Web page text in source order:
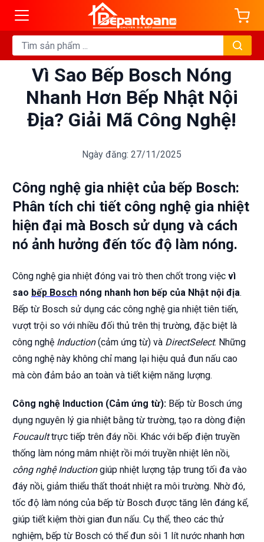
Vì Sao Bếp Bosch Nóng
Nhanh Hơn Bếp Nhật Nội
Địa? Giải Mã Công Nghệ!
Ngày đăng: 27/11/2025
Công nghệ gia nhiệt của bếp Bosch:
Phân tích chi tiết công nghệ gia nhiệt
hiện đại mà Bosch sử dụng và cách
nó ảnh hưởng đến tốc độ làm nóng.
Công nghệ gia nhiệt đóng vai trò then chốt trong việc vì
sao bếp Bosch nóng nhanh hơn bếp của Nhật nội địa.
Bếp từ Bosch sử dụng các công nghệ gia nhiệt tiên tiến,
vượt trội so với nhiều đối thủ trên thị trường, đặc biệt là
công nghệ Induction(cảm ứng từ) và DirectSelect. Những
công nghệ này không chỉ mang lại hiệu quả đun nấu cao
mà còn đảm bảo an toàn và tiết kiệm năng lượng.
Công nghệ Induction (Cảm ứng từ): Bếp từ Bosch ứng
dụng nguyên lý gia nhiệt bằng từ trường, tạo ra dòng điện
Foucaulttrực tiếp trên đáy nồi. Khác với bếp điện truyền
thống làm nóng mâm nhiệt rồi mới truyền nhiệt lên nồi,
công nghệ Inductiongiúp nhiệt lượng tập trung tối đa vào
đáy nồi, giảm thiểu thất thoát nhiệt ra môi trường. Nhờ đó,
tốc độ làm nóng của bếp từ Bosch được tăng lên đáng kể,
giúp tiết kiệm thời gian đun nấu. Cụ thể, theo các thử
nghiệm, bếp từ Bosch có thể đun sôi 1 lít nước nhanh hơn